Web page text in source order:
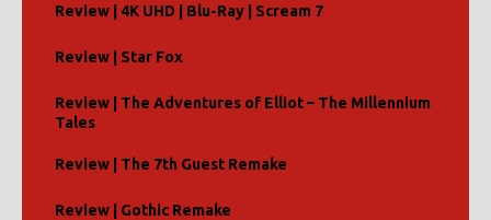
Review | 4K UHD | Blu-Ray | Scream 7
Review | Star Fox
Review | The Adventures of Elliot – The Millennium
Tales
Review | The 7th Guest Remake
Review | Gothic Remake